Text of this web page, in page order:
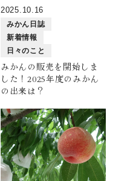
ご注文方法
マイページ
2025.10.16
みかん日誌
新着情報
日々のこと
みかんの販売を開始しま
した！2025年度のみかん
の出来は？